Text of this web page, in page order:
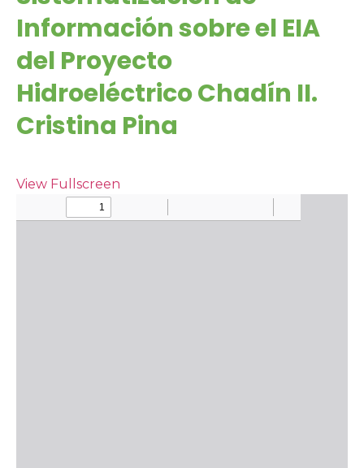
Información sobre el EIA
del Proyecto
Hidroeléctrico Chadín II.
Cristina Pina
View Fullscreen